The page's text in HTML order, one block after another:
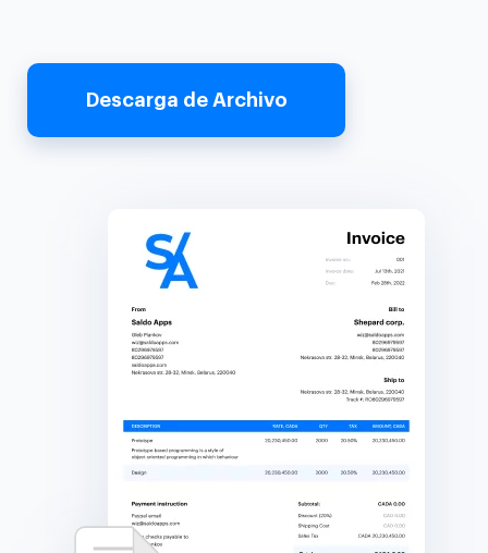
Descarga de Archivo